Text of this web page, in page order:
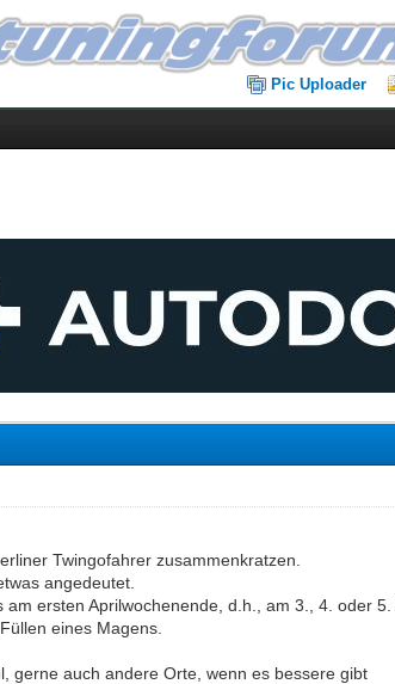
Pic Uploader
Twingofahrer zusammenkratzen.
angedeutet.
am ersten Aprilwochenende, d.h., am 3., 4. oder
eines Magens.
gerne auch andere Orte, wenn es bessere gibt